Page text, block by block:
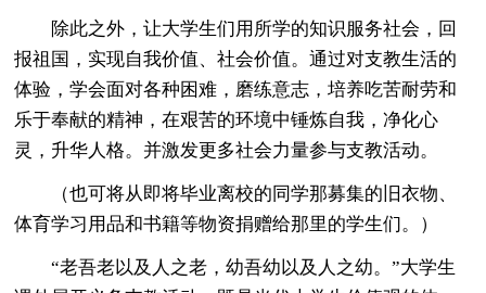
除此之外，让大学生们用所学的知识服务社会，回
报祖国，实现自我价值、社会价值。通过对支教生活的
体验，学会面对各种困难，磨练意志，培养吃苦耐劳和
乐于奉献的精神，在艰苦的环境中锤炼自我，净化心
灵，升华人格。并激发更多社会力量参与支教活动。
（也可将从即将毕业离校的同学那募集的旧衣物、
体育学习用品和书籍等物资捐赠给那里的学生们。）
“老吾老以及人之老，幼吾幼以及人之幼。”大学生